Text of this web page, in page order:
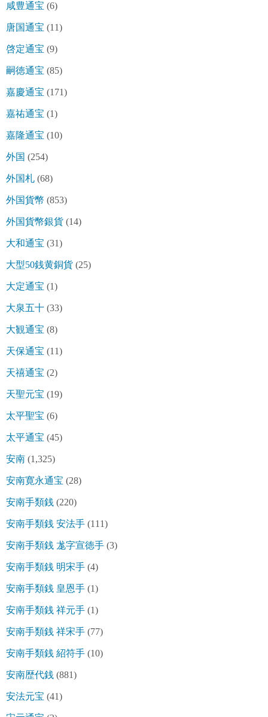
咸豊通宝 (6)
唐国通宝 (11)
啓定通宝 (9)
嗣徳通宝 (85)
嘉慶通宝 (171)
嘉祐通宝 (1)
嘉隆通宝 (10)
外国 (254)
外国札 (68)
外国貨幣 (853)
外国貨幣銀貨 (14)
大和通宝 (31)
大型50銭黄銅貨 (25)
大定通宝 (1)
大泉五十 (33)
大観通宝 (8)
天保通宝 (11)
天禧通宝 (2)
天聖元宝 (19)
太平聖宝 (6)
太平通宝 (45)
安南 (1,325)
安南寛永通宝 (28)
安南手類銭 (220)
安南手類銭 安法手 (111)
安南手類銭 尨字宣徳手 (3)
安南手類銭 明宋手 (4)
安南手類銭 皇恩手 (1)
安南手類銭 祥元手 (1)
安南手類銭 祥宋手 (77)
安南手類銭 紹符手 (10)
安南歴代銭 (881)
安法元宝 (41)